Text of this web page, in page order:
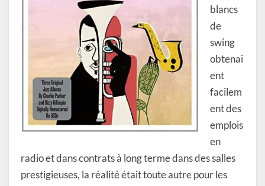
blancs
de
swing
obtenai
ent
facilem
ent des
emplois
en
radio et dans contrats à long terme dans des salles
prestigieuses, la réalité était toute autre pour les